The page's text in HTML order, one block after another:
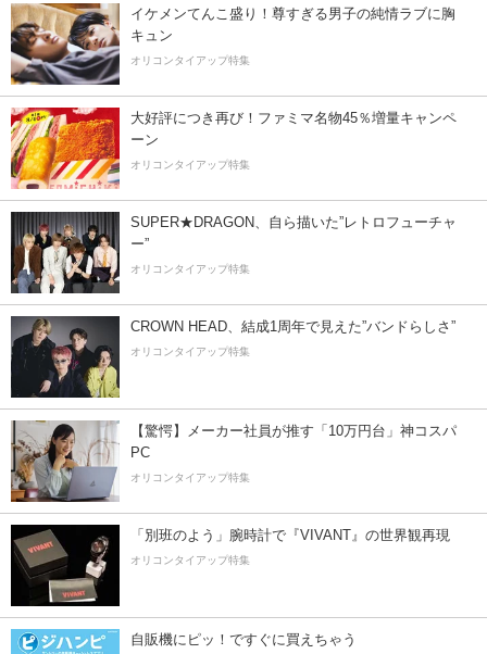
イケメンてんこ盛り！尊すぎる男子の純情ラブに胸
キュン
オリコンタイアップ特集
大好評につき再び！ファミマ名物45％増量キャンペ
ーン
オリコンタイアップ特集
SUPER★DRAGON、自ら描いた”レトロフューチャ
ー”
オリコンタイアップ特集
CROWN HEAD、結成1周年で見えた”バンドらしさ”
オリコンタイアップ特集
【驚愕】メーカー社員が推す「10万円台」神コスパ
PC
オリコンタイアップ特集
「別班のよう」腕時計で『VIVANT』の世界観再現
オリコンタイアップ特集
自販機にピッ！ですぐに買えちゃう